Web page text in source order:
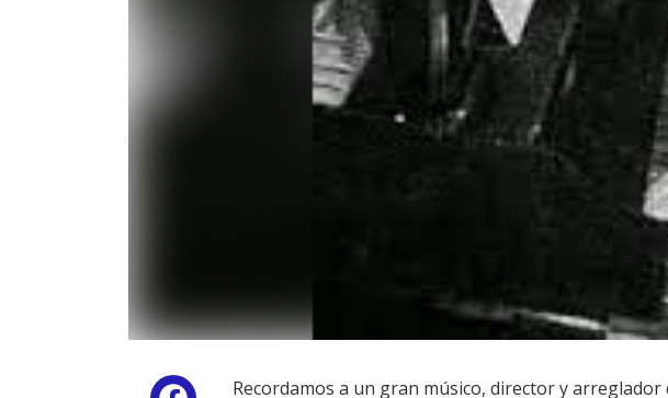
Recordamos a un gran músico, director y